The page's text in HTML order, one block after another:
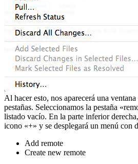
Al hacer esto, nos aparecerá una
pestañas. Seleccionamos la pestaña
listado vacío. En la parte inferior
icono «+» y se desplegará un menú con
Add remote
Create new remote